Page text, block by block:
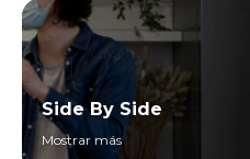
Side By Side
Mostrar más